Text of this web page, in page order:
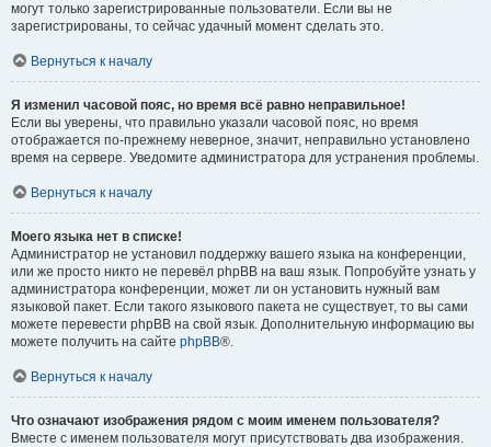
могут только зарегистрированные пользователи. Если вы не
зарегистрированы, то сейчас удачный момент сделать это.
Вернуться к началу
Я изменил часовой пояс, но время всё равно неправильное!
Если вы уверены, что правильно указали часовой пояс, но время
отображается по-прежнему неверное, значит, неправильно установлено
время на сервере. Уведомите администратора для устранения проблемы.
Вернуться к началу
Моего языка нет в списке!
Администратор не установил поддержку вашего языка на конференции,
или же просто никто не перевёл phpBB на ваш язык. Попробуйте узнать у
администратора конференции, может ли он установить нужный вам
языковой пакет. Если такого языкового пакета не существует, то вы сами
можете перевести phpBB на свой язык. Дополнительную информацию вы
можете получить на сайте phpBB®.
Вернуться к началу
Что означают изображения рядом с моим именем пользователя?
Вместе с именем пользователя могут присутствовать два изображения.